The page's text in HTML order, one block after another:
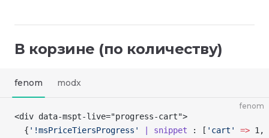
В корзине (по количеству)
fenom modx
fenom
<div data-mspt-live="progress-cart">
  {
'!msPriceTiersProgress' | snippet : [ 'cart' => 1,